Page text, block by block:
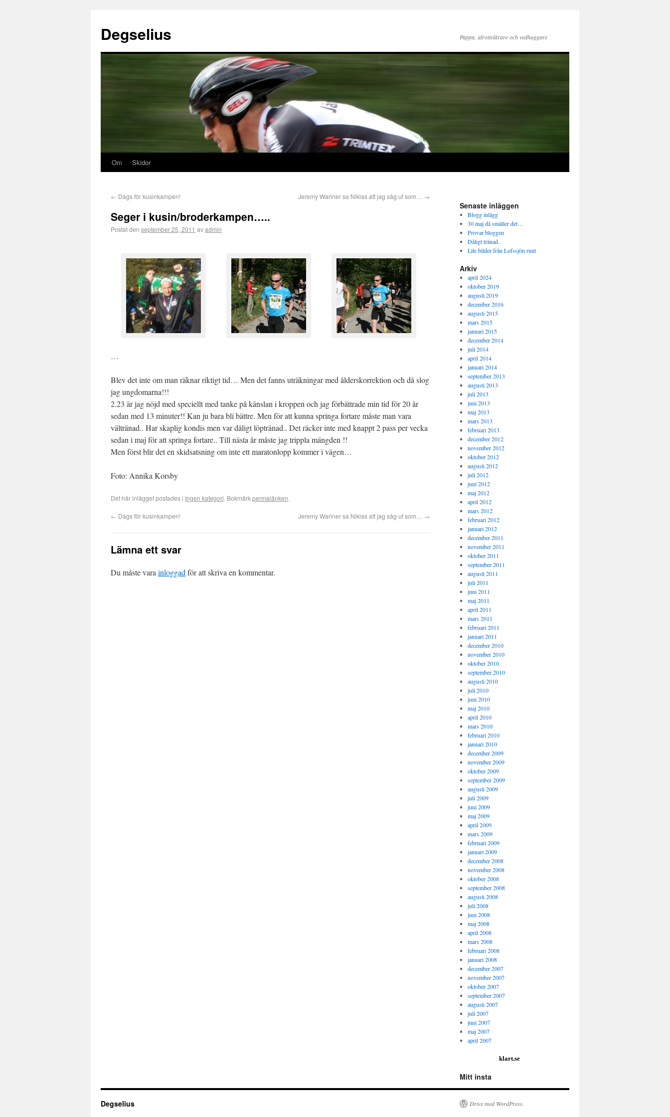
Degselius Pappa, idrottslärare och vedhuggare
Om Skidor
← Dags för kusinkampen! Jeremy Wariner sa Niklas att jag såg ut som… →
Seger i kusin/broderkampen…..
Postat den september 25, 2011 avadmin
…
Blev det inte om man räknar riktigt tid… Men det fanns uträkningar med ålderskorrektion och då slog
jag ungdomarna!!!
2.23 är jag nöjd med speciellt med tanke på känslan i kroppen och jag förbättrade min tid för 20 år
sedan med 13 minuter!! Kan ju bara bli bättre. Men för att kunna springa fortare måste man vara
vältränad.. Har skaplig kondis men var dåligt löptränad.. Det räcker inte med knappt 2 pass per vecka
sedan i maj för att springa fortare.. Till nästa år måste jag trippla mängden !!
Men först blir det en skidsatsning om inte ett maratonlopp kommer i vägen…
Foto: Annika Korsby
Det här inlägget postades i Ingen kategori. Bokmärkpermalänken.
← Dags för kusinkampen! Jeremy Wariner sa Niklas att jag såg ut som… →
Lämna ett svar
Du måste vara inloggad för att skriva en kommentar.
Senaste inläggen
Blogg inlägg
30 maj då smäller det…
Provar bloggen
Dåligt tränad..
Lite bilder från Lofssjön runt
Arkiv
april 2024
oktober 2019
augusti 2019
december 2016
augusti 2015
mars 2015
januari 2015
december 2014
juli 2014
april 2014
januari 2014
september 2013
augusti 2013
juli 2013
juni 2013
maj 2013
mars 2013
februari 2013
december 2012
november 2012
oktober 2012
augusti 2012
juli 2012
juni 2012
maj 2012
april 2012
mars 2012
februari 2012
januari 2012
december 2011
november 2011
oktober 2011
september 2011
augusti 2011
juli 2011
juni 2011
maj 2011
april 2011
mars 2011
februari 2011
januari 2011
december 2010
november 2010
oktober 2010
september 2010
augusti 2010
juli 2010
juni 2010
maj 2010
april 2010
mars 2010
februari 2010
januari 2010
december 2009
november 2009
oktober 2009
september 2009
augusti 2009
juli 2009
juni 2009
maj 2009
april 2009
mars 2009
februari 2009
januari 2009
december 2008
november 2008
oktober 2008
september 2008
augusti 2008
juli 2008
juni 2008
maj 2008
april 2008
mars 2008
februari 2008
januari 2008
december 2007
november 2007
oktober 2007
september 2007
augusti 2007
juli 2007
juni 2007
maj 2007
april 2007
klart.se
Mitt insta
Degselius Drivs med WordPress.